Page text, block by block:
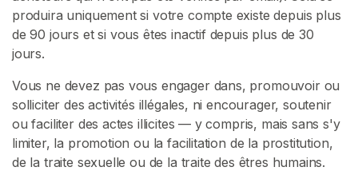
produira uniquement si votre compte existe depuis plus
de 90 jours et si vous êtes inactif depuis plus de 30
jours.
Vous ne devez pas vous engager dans, promouvoir ou
solliciter des activités illégales, ni encourager, soutenir
ou faciliter des actes illicites — y compris, mais sans s'y
limiter, la promotion ou la facilitation de la prostitution,
de la traite sexuelle ou de la traite des êtres humains.